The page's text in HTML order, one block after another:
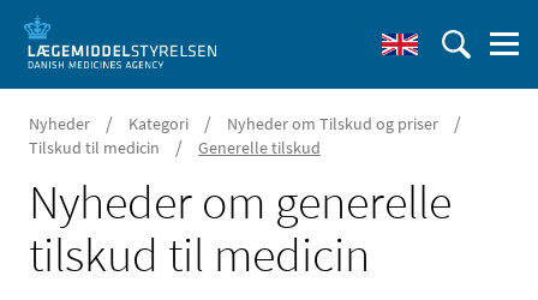
Nyheder / Kategori / Nyheder om Tilskud og priser /
Tilskud til medicin / Generelle tilskud
Nyheder om generelle
tilskud til medicin